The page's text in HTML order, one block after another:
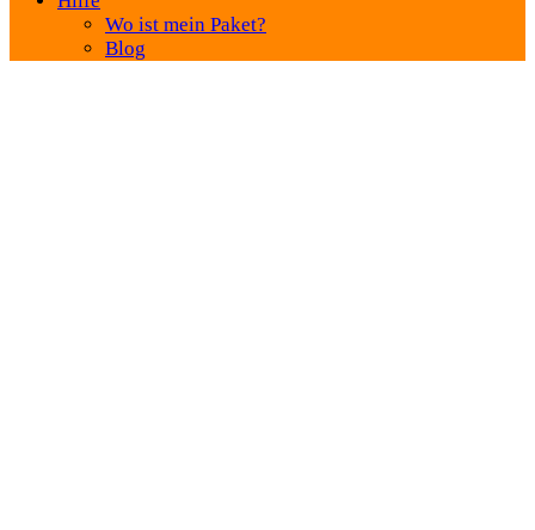
Wo ist mein Paket?
Blog